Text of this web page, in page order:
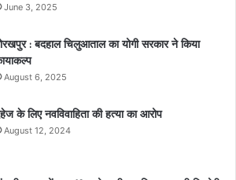
June 3, 2025
: बदहाल चिलुआताल का योगी सरकार ने किया
August 6, 2025
के लिए नवविवाहिता की हत्या का आरोप
August 12, 2024